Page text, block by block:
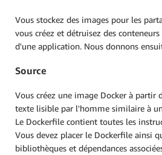
Vous stockez des images pour les
vous créez et détruisez des
d'une application. Nous donnons
Source
Vous créez une image Docker à partir
texte lisible par l'homme similaire à
Le Dockerfile contient toutes les
Vous devez placer le Dockerfile ainsi
bibliothèques et dépendances